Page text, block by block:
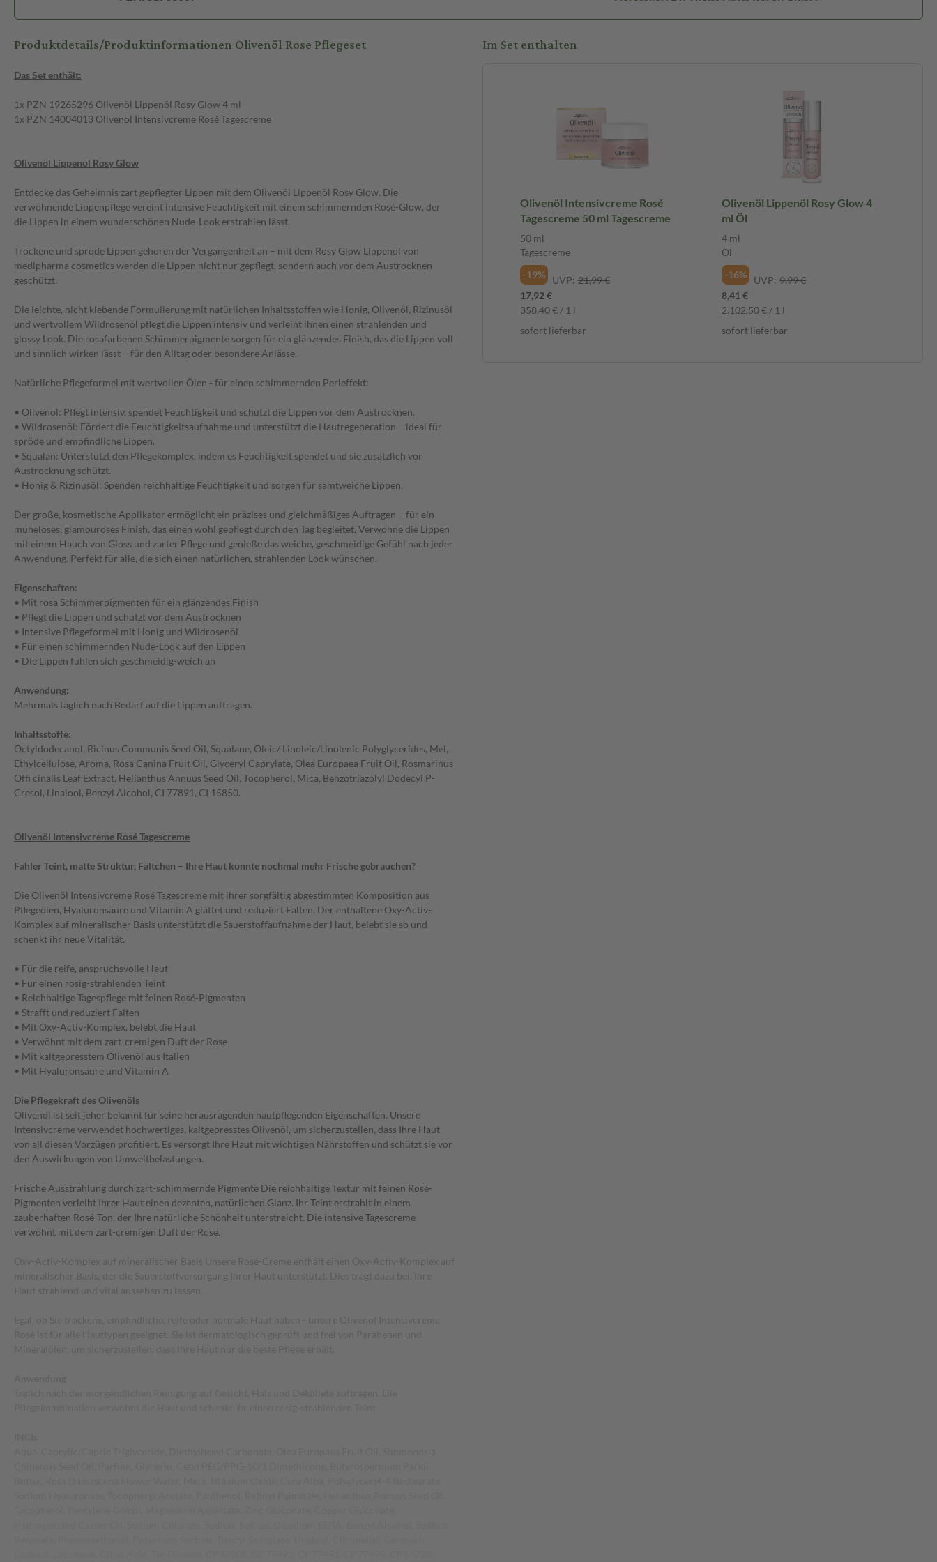
Produktdetails/Produktinformationen Olivenöl Rose Pflegeset
Das Set enthält:
1x PZN 19265296 Olivenöl Lippenöl Rosy Glow 4 ml
1x PZN 14004013 Olivenöl Intensivcreme Rosé Tagescreme
Olivenöl Lippenöl Rosy Glow
Entdecke das Geheimnis zart gepflegter Lippen mit dem Olivenöl Lippenöl Rosy Glow. Die
verwöhnende Lippenpflege vereint intensive Feuchtigkeit mit einem schimmernden Rosé-Glow, der
die Lippen in einem wunderschönen Nude-Look erstrahlen lässt.
Trockene und spröde Lippen gehören der Vergangenheit an – mit dem Rosy Glow Lippenöl von
medipharma cosmetics werden die Lippen nicht nur gepflegt, sondern auch vor dem Austrocknen
geschützt.
Die leichte, nicht klebende Formulierung mit natürlichen Inhaltsstoffen wie Honig, Olivenöl, Rizinusöl
und wertvollem Wildrosenöl pflegt die Lippen intensiv und verleiht ihnen einen strahlenden und
glossy Look. Die rosafarbenen Schimmerpigmente sorgen für ein glänzendes Finish, das die Lippen voll
und sinnlich wirken lässt – für den Alltag oder besondere Anlässe.
Natürliche Pflegeformel mit wertvollen Ölen - für einen schimmernden Perleffekt:
• Olivenöl: Pflegt intensiv, spendet Feuchtigkeit und schützt die Lippen vor dem Austrocknen.
• Wildrosenöl: Fördert die Feuchtigkeitsaufnahme und unterstützt die Hautregeneration – ideal für
spröde und empfindliche Lippen.
• Squalan: Unterstützt den Pflegekomplex, indem es Feuchtigkeit spendet und sie zusätzlich vor
Austrocknung schützt.
• Honig & Rizinusöl: Spenden reichhaltige Feuchtigkeit und sorgen für samtweiche Lippen.
Der große, kosmetische Applikator ermöglicht ein präzises und gleichmäßiges Auftragen – für ein
müheloses, glamouröses Finish, das einen wohl gepflegt durch den Tag begleitet. Verwöhne die Lippen
mit einem Hauch von Gloss und zarter Pflege und genieße das weiche, geschmeidige Gefühl nach jeder
Anwendung. Perfekt für alle, die sich einen natürlichen, strahlenden Look wünschen.
Eigenschaften:
• Mit rosa Schimmerpigmenten für ein glänzendes Finish
• Pflegt die Lippen und schützt vor dem Austrocknen
• Intensive Pflegeformel mit Honig und Wildrosenöl
• Für einen schimmernden Nude-Look auf den Lippen
• Die Lippen fühlen sich geschmeidig-weich an
Anwendung:
Mehrmals täglich nach Bedarf auf die Lippen auftragen.
Inhaltsstoffe:
Octyldodecanol, Ricinus Communis Seed Oil, Squalane, Oleic/ Linoleic/Linolenic Polyglycerides, Mel,
Ethylcellulose, Aroma, Rosa Canina Fruit Oil, Glyceryl Caprylate, Olea Europaea Fruit Oil, Rosmarinus
Offi cinalis Leaf Extract, Helianthus Annuus Seed Oil, Tocopherol, Mica, Benzotriazolyl Dodecyl P-
Cresol, Linalool, Benzyl Alcohol, CI 77891, CI 15850.
Olivenöl Intensivcreme Rosé Tagescreme
Fahler Teint, matte Struktur, Fältchen – Ihre Haut könnte nochmal mehr Frische gebrauchen?
Die Olivenöl Intensivcreme Rosé Tagescreme mit ihrer sorgfältig abgestimmten Komposition aus
Pflegeölen, Hyaluronsäure und Vitamin A glättet und reduziert Falten. Der enthaltene Oxy-Activ-
Komplex auf mineralischer Basis unterstützt die Sauerstoffaufnahme der Haut, belebt sie so und
schenkt ihr neue Vitalität.
• Für die reife, anspruchsvolle Haut
• Für einen rosig-strahlenden Teint
• Reichhaltige Tagespflege mit feinen Rosé-Pigmenten
• Strafft und reduziert Falten
• Mit Oxy-Activ-Komplex, belebt die Haut
• Verwöhnt mit dem zart-cremigen Duft der Rose
• Mit kaltgepresstem Olivenöl aus Italien
• Mit Hyaluronsäure und Vitamin A
Die Pflegekraft des Olivenöls
Olivenöl ist seit jeher bekannt für seine herausragenden hautpflegenden Eigenschaften. Unsere
Intensivcreme verwendet hochwertiges, kaltgepresstes Olivenöl, um sicherzustellen, dass Ihre Haut
von all diesen Vorzügen profitiert. Es versorgt Ihre Haut mit wichtigen Nährstoffen und schützt sie vor
den Auswirkungen von Umweltbelastungen.
Frische Ausstrahlung durch zart-schimmernde Pigmente Die reichhaltige Textur mit feinen Rosé-
Pigmenten verleiht Ihrer Haut einen dezenten, natürlichen Glanz. Ihr Teint erstrahlt in einem
zauberhaften Rosé-Ton, der Ihre natürliche Schönheit unterstreicht. Die intensive Tagescreme
verwöhnt mit dem zart-cremigen Duft der Rose.
Oxy-Activ-Komplex auf mineralischer Basis Unsere Rosé-Creme enthält einen Oxy-Activ-Komplex auf
mineralischer Basis, der die Sauerstoffversorgung Ihrer Haut unterstützt. Dies trägt dazu bei, Ihre
Haut strahlend und vital aussehen zu lassen.
Im Set enthalten
Olivenöl Intensivcreme Rosé
Tagescreme 50 ml Tagescreme
50 ml
Tagescreme
-19%
UVP: 21,99 €
17,92 €
358,40 € / 1 l
sofort lieferbar
Olivenöl Lippenöl Rosy Glow 4
ml Öl
4 ml
Öl
-16%
UVP: 9,99 €
8,41 €
2.102,50 € / 1 l
sofort lieferbar